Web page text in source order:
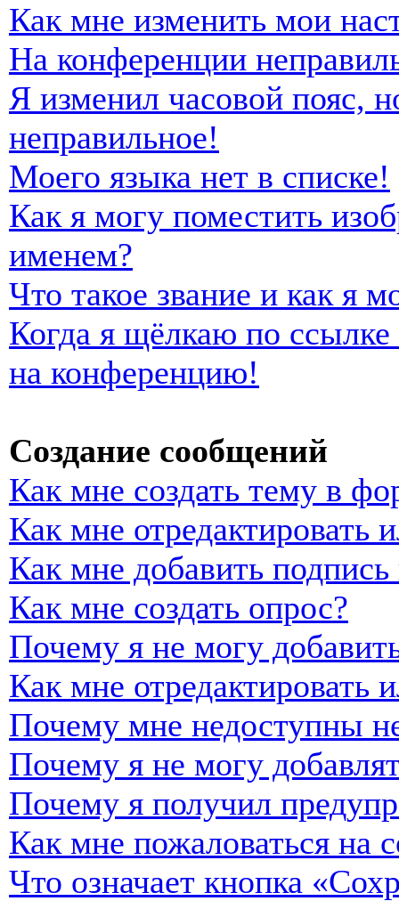
Как мне изменить мои
На конференции
Я изменил часовой пояс,
неправильное!
Моего языка нет в списке!
Как я могу поместить
именем?
Что такое звание и как я
Когда я щёлкаю по
на конференцию!
Создание сообщений
Как мне создать тему в
Как мне отредактировать
Как мне добавить
Как мне создать опрос?
Почему я не могу
Как мне отредактировать
Почему мне недоступны
Почему я не могу
Почему я получил
Как мне пожаловаться на
Что означает кнопка